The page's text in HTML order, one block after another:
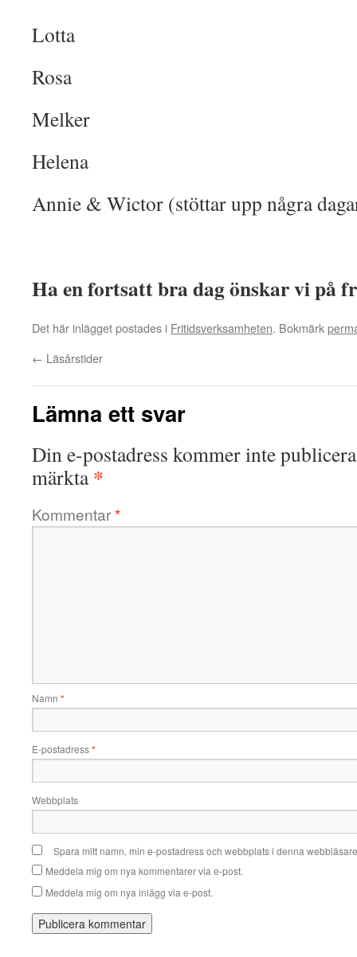
Lotta
Rosa
Melker
Helena
Annie & Wictor (stöttar upp några
Ha en fortsatt bra dag önskar vi på
Det här inlägget postades i Fritidsverksamheten. Bokmärk
← Läsårstider
Lämna ett svar
Din e-postadress kommer inte
märkta*
Kommentar*
Namn *
E-postadress*
Webbplats
Spara mitt namn, min e-postadress och webbplats i denna
Meddela mig om nya kommentarer via e-post.
Meddela mig om nya inlägg via e-post.